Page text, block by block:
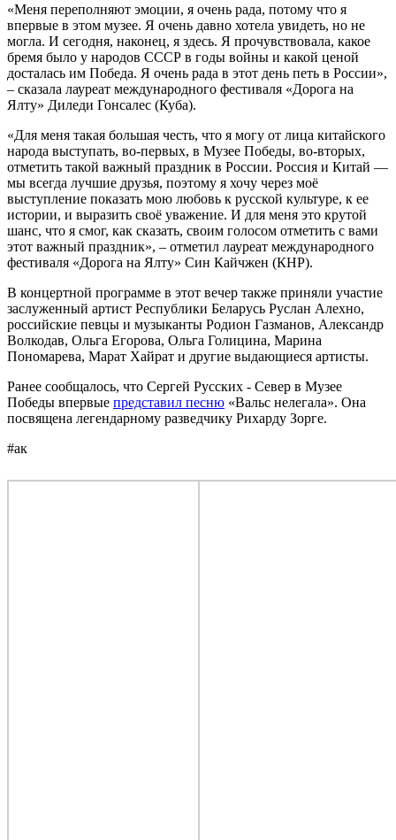
«Меня переполняют эмоции, я очень рада, потому что я
впервые в этом музее. Я очень давно хотела увидеть, но не
могла. И сегодня, наконец, я здесь. Я прочувствовала, какое
бремя было у народов СССР в годы войны и какой ценой
досталась им Победа. Я очень рада в этот день петь в России»,
– сказала лауреат международного фестиваля «Дорога на
Ялту» Диледи Гонсалес (Куба).
«Для меня такая большая честь, что я могу от лица китайского
народа выступать, во-первых, в Музее Победы, во-вторых,
отметить такой важный праздник в России. Россия и Китай —
мы всегда лучшие друзья, поэтому я хочу через моё
выступление показать мою любовь к русской культуре, к ее
истории, и выразить своё уважение. И для меня это крутой
шанс, что я смог, как сказать, своим голосом отметить с вами
этот важный праздник», – отметил лауреат международного
фестиваля «Дорога на Ялту» Син Кайчжен (КНР).
В концертной программе в этот вечер также приняли участие
заслуженный артист Республики Беларусь Руслан Алехно,
российские певцы и музыканты Родион Газманов, Александр
Волкодав, Ольга Егорова, Ольга Голицина, Марина
Пономарева, Марат Хайрат и другие выдающиеся артисты.
Ранее сообщалось, что Сергей Русских - Север в Музее
Победы впервые представил песню «Вальс нелегала». Она
посвящена легендарному разведчику Рихарду Зорге.
#ак